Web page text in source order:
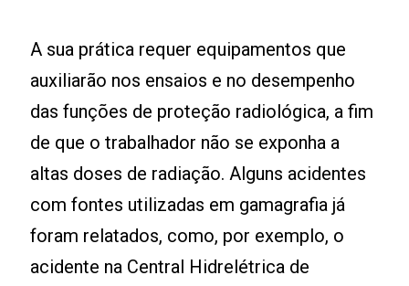
A sua prática requer equipamentos que
auxiliarão nos ensaios e no desempenho
das funções de proteção radiológica, a fim
de que o trabalhador não se exponha a
altas doses de radiação. Alguns acidentes
com fontes utilizadas em gamagrafia já
foram relatados, como, por exemplo, o
acidente na Central Hidrelétrica de